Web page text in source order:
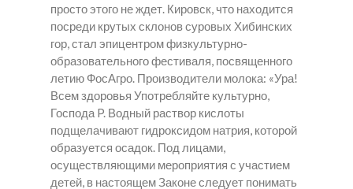
просто этого не ждет. Кировск, что находится
посреди крутых склонов суровых Хибинских
гор, стал эпицентром физкультурно-
образовательного фестиваля, посвященного
летию ФосАгро. Производители молока: «Ура!
Всем здоровья Употребляйте культурно,
Господа P. Водный раствор кислоты
подщелачивают гидроксидом натрия, которой
образуется осадок. Под лицами,
осуществляющими мероприятия с участием
детей, в настоящем Законе следует понимать